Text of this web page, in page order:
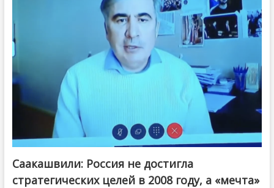
Саакашвили: Россия не достигла
стратегических целей в 2008 году, а «мечта»